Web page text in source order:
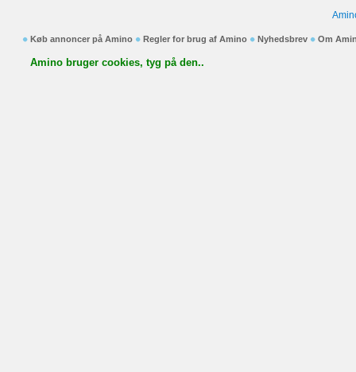
Køb annoncer på Amino Regler for brug af Amino Nyhedsbrev Om
Amino bruger cookies, tyg på den..